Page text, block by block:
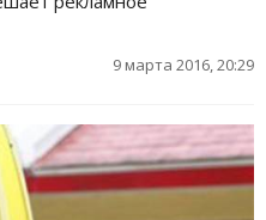
9 марта 2016, 20:29